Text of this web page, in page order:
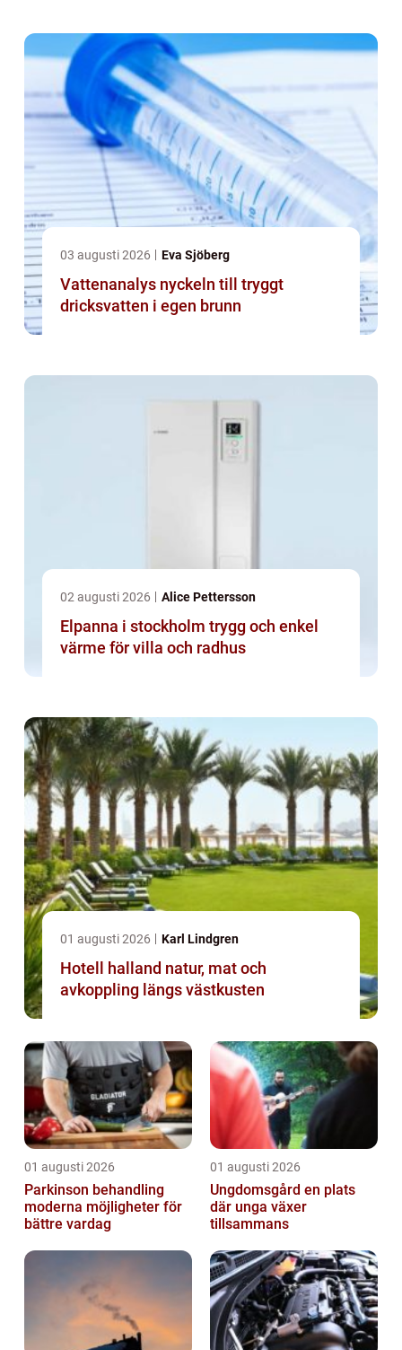
03 augusti 2026 Eva Sjöberg
Vattenanalys nyckeln till tryggt
dricksvatten i egen brunn
02 augusti 2026 Alice Pettersson
Elpanna i stockholm trygg och enkel
värme för villa och radhus
01 augusti 2026 Karl Lindgren
Hotell halland natur, mat och
avkoppling längs västkusten
01 augusti 2026
Parkinson behandling
moderna möjligheter för
bättre vardag
01 augusti 2026
Ungdomsgård en plats
där unga växer
tillsammans